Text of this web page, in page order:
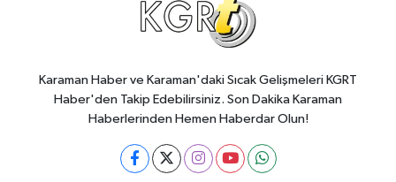
Karaman Haber ve Karaman'daki Sıcak Gelişmeleri KGRT
Haber'den Takip Edebilirsiniz. Son Dakika Karaman
Haberlerinden Hemen Haberdar Olun!